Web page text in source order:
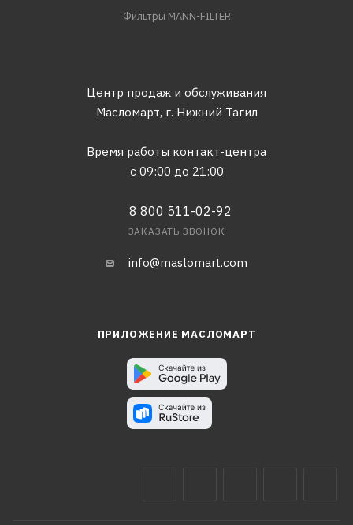
Фильтры MANN-FILTER
Центр продаж и обслуживания
Масломарт, г. Нижний Тагил
Время работы контакт-центра
с 09:00 до 21:00
8 800 511-02-92
ЗАКАЗАТЬ ЗВОНОК
info@maslomart.com
ПРИЛОЖЕНИЕ МАСЛОМАРТ